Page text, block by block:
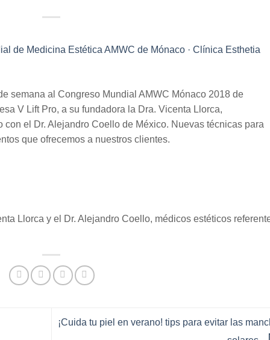
semana al Congreso Mundial AMWC Mónaco 2018 de
V Lift Pro, a su fundadora la Dra. Vicenta Llorca,
el Dr. Alejandro Coello de México. Nuevas técnicas para
que ofrecemos a nuestros clientes.
Llorca y el Dr. Alejandro Coello, médicos estéticos
¡Cuida tu piel en verano! tips para evitar las